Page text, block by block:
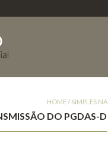
HOME/ SIMPLES
DO PGDAS-D